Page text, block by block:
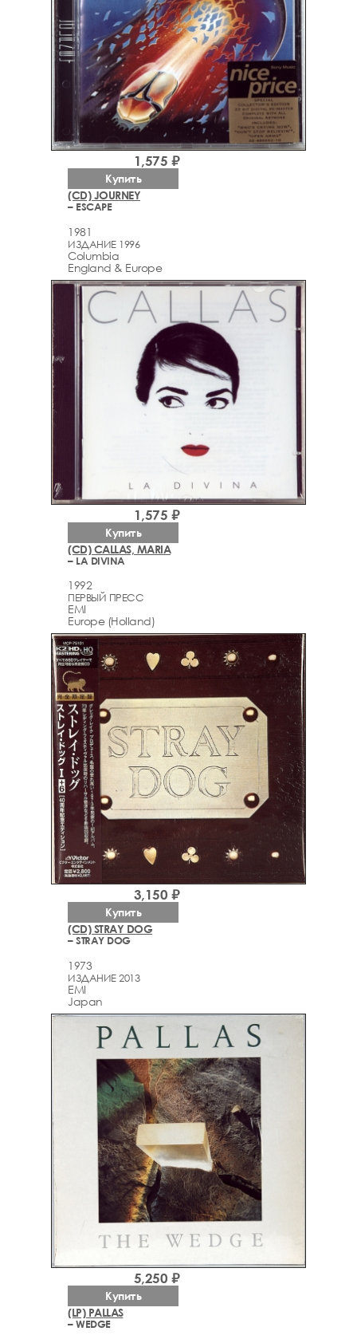
(CD) JOURNEY
– ESCAPE
1981
ИЗДАНИЕ 1996
Columbia
England & Europe
1,575 ₽
Купить
(CD) CALLAS, MARIA
– LA DIVINA
1992
ПЕРВЫЙ ПРЕСС
EMI
Europe (Holland)
1,575 ₽
Купить
(CD) STRAY DOG
– STRAY DOG
1973
ИЗДАНИЕ 2013
EMI
Japan
3,150 ₽
Купить
(LP) PALLAS
– WEDGE
5,250 ₽
Купить